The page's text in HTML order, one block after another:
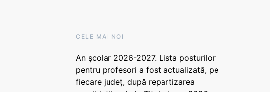
CELE MAI NOI
An școlar 2026-2027. Lista posturilor
pentru profesori a fost actualizată, pe
fiecare județ, după repartizarea